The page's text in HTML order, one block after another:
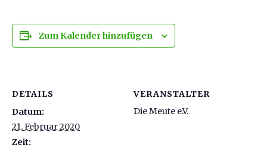
Zum Kalender hinzufügen
DETAILS
Datum:
21. Februar 2020
Zeit:
VERANSTALTER
Die Meute e.V.